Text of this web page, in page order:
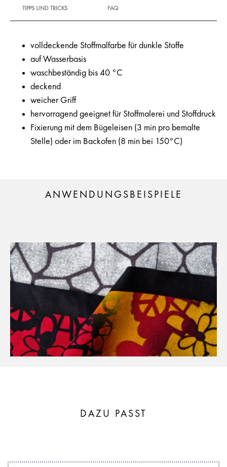
TIPPS UND TRICKS FAQ
volldeckende Stoffmalfarbe für dunkle Stoffe
auf Wasserbasis
waschbeständig bis 40 °C
deckend
weicher Griff
hervorragend geeignet für Stoffmalerei und Stoffdruck
Fixierung mit dem Bügeleisen (3 min pro bemalte
Stelle) oder im Backofen (8 min bei 150°C)
ANWENDUNGSBEISPIELE
DAZU PASST